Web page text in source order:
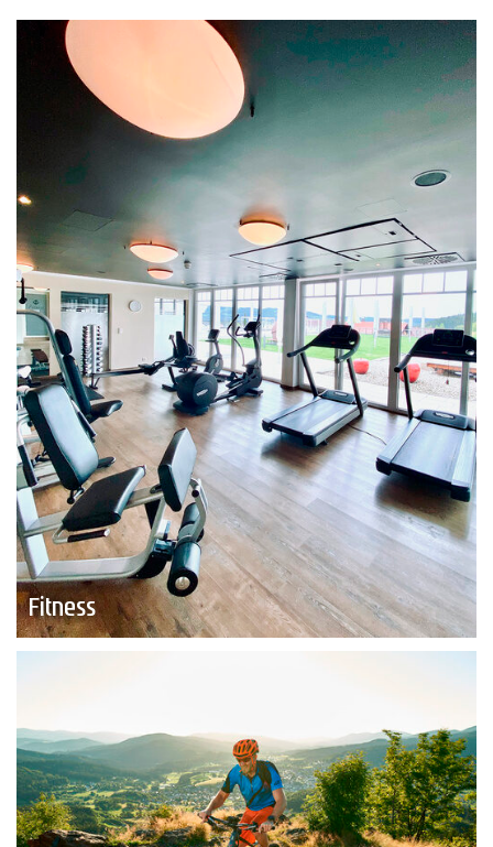
Fitness